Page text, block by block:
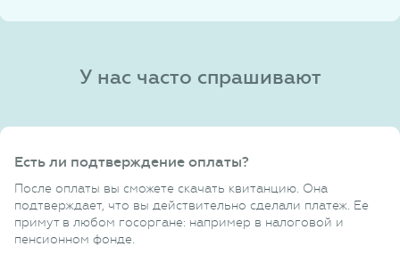
У нас часто спрашивают
Есть ли подтверждение оплаты?
После оплаты вы сможете скачать квитанцию. Она
подтверждает, что вы действительно сделали платеж. Ее
примут в любом госоргане: например в налоговой и
пенсионном фонде.